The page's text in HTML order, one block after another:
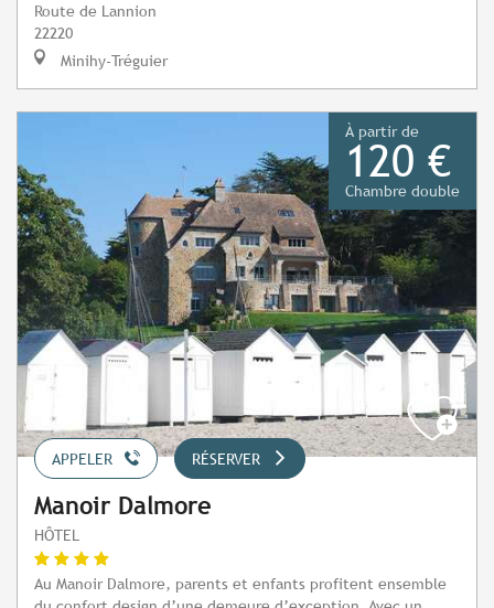
Route de Lannion
22220
Minihy-Tréguier
À partir de
120 €
Chambre double
APPELER RÉSERVER
Manoir Dalmore
HÔTEL
Au Manoir Dalmore, parents et enfants profitent ensemble